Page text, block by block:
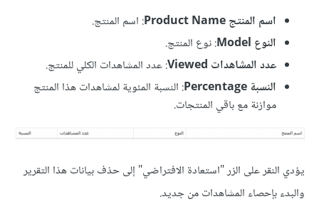
اسم المنتج Product Name
: اسم المنتج.
النوع Model
: نوع المنتج.
عدد المشاهدات Viewed
: عدد المشاهدات الكلي للمنتج.
النسبة Percentage
: النسبة المئوية لمشاهدات هذا المنتج
موازنة مع باقي المنتجات.
يؤدي النقر على الزر "استعادة الافتراضي" إلى حذف بيانات هذا التقرير
والبدء بإحصاء المشاهدات من جديد.